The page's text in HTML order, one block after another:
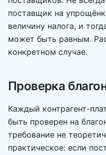
поставщик на
величину налога, и
может быть равным.
конкретном случае.
Проверка
Каждый контрагент-
быть проверен на
требование не
практическое: если